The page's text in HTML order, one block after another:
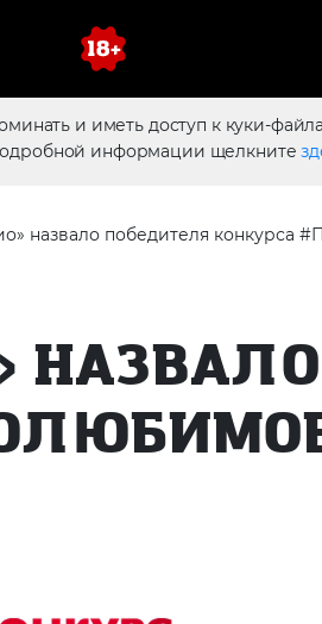
и иметь доступ к куки-
информации щелкните
назвало победителя